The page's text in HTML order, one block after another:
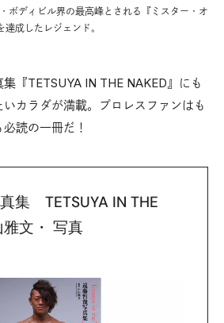
ボディビル界の最高峰とされる『ミスター・オ
成したレジェンド。
『TETSUYA IN THE NAKED』にも
カラダが満載。プロレスファンはも
読の一冊だ！
真集 TETSUYA IN THE
雅文・ 写真